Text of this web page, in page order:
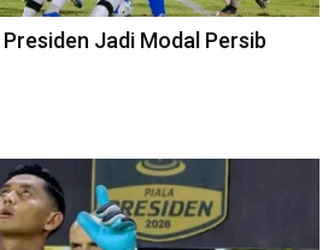
Jadi Modal Persib